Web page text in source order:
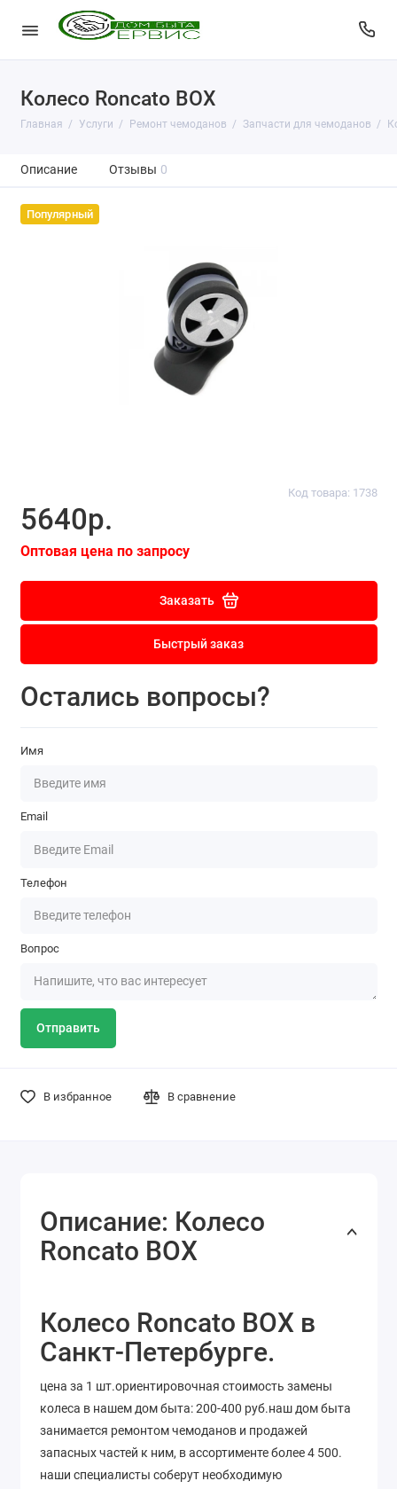
Колесо Roncato BOX
Главная Услуги Ремонт чемоданов Запчасти для чемоданов
Описание Отзывы 0
Популярный
Код товара: 1738
5640р.
Оптовая цена по запросу
Заказать
Быстрый заказ
Остались вопросы?
Имя
Email
Телефон
Вопрос
Отправить
В избранное В сравнение
Описание: Колесо
Roncato BOX
Колесо Roncato BOX в
Санкт-Петербурге.
цена за 1 шт.ориентировочная стоимость замены
колеса в нашем дом быта: 200-400 руб.наш дом быта
занимается ремонтом чемоданов и продажей
запасных частей к ним, в ассортименте более 4 500.
наши специалисты соберут необходимую